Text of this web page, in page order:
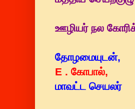
ஊழியர் நல
தோழமையுடன்,
E . கோபால்,
மாவட்ட செயலர்